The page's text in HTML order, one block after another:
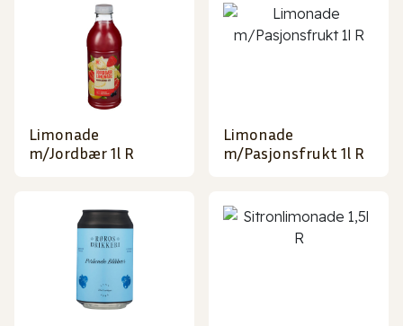
Limonade
m/Jordbær 1l R
Limonade
m/Pasjonsfrukt 1l R